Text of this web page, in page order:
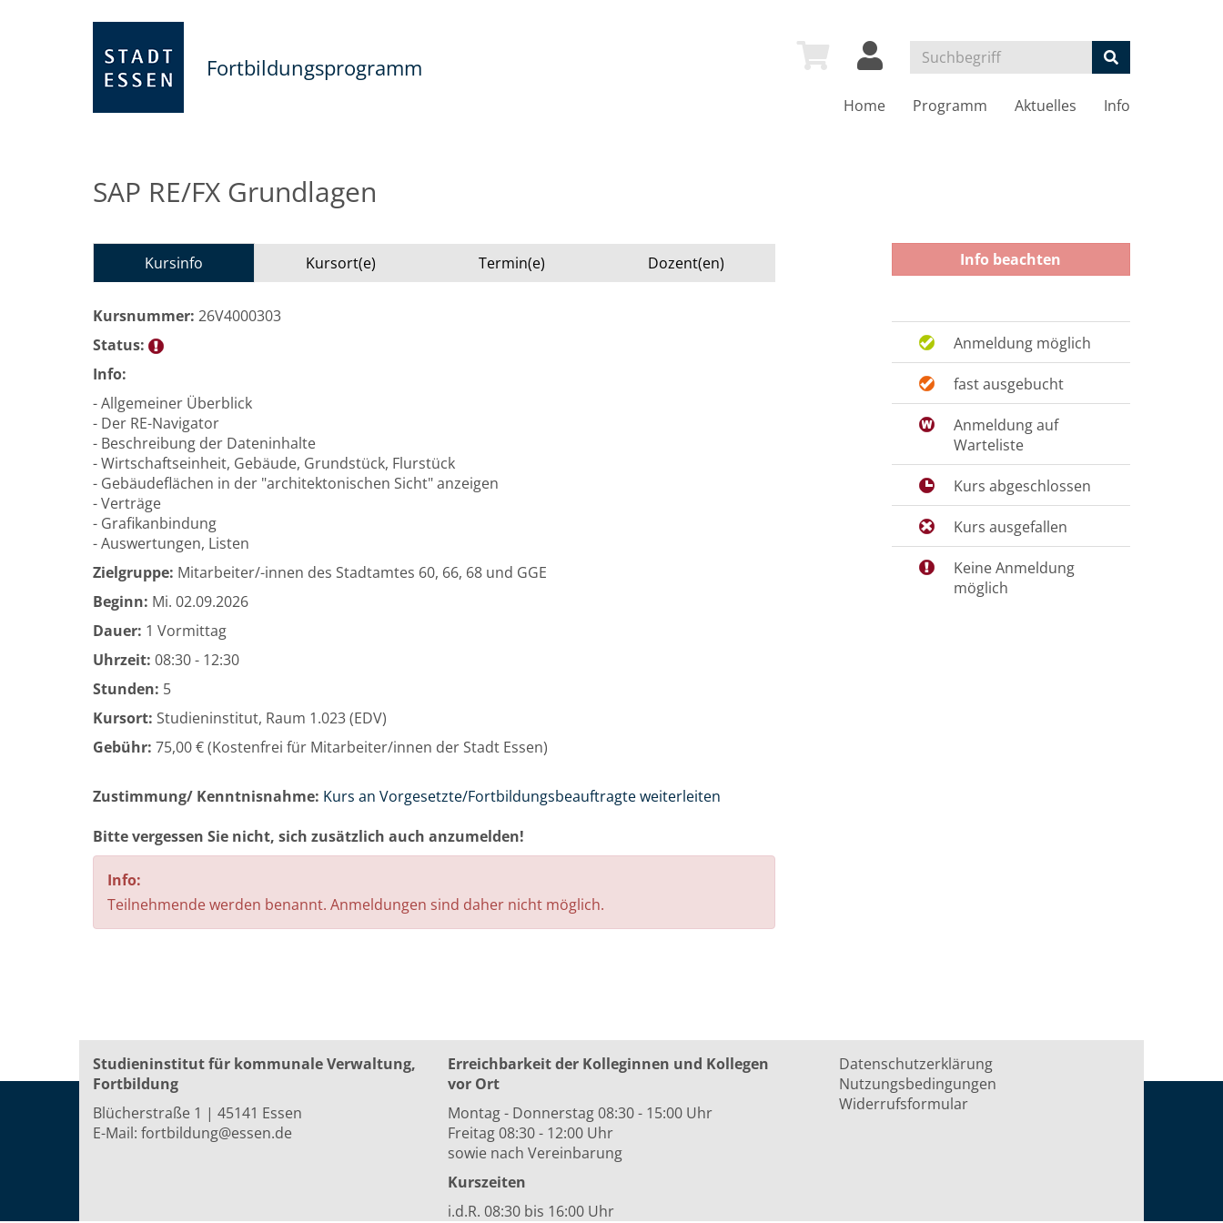
Fortbildungsprogramm
Home Programm Aktuelles Info
SAP RE/FX Grundlagen
Kursinfo Kursort(e) Termin(e) Dozent(en)
Kursnummer: 26V4000303
Status:
Info:
- Allgemeiner Überblick
- Der RE-Navigator
- Beschreibung der Dateninhalte
- Wirtschaftseinheit, Gebäude, Grundstück, Flurstück
- Gebäudeflächen in der "architektonischen Sicht" anzeigen
- Verträge
- Grafikanbindung
- Auswertungen, Listen
Zielgruppe: Mitarbeiter/-innen des Stadtamtes 60, 66, 68 und GGE
Beginn: Mi. 02.09.2026
Dauer: 1 Vormittag
Uhrzeit: 08:30 - 12:30
Stunden: 5
Kursort: Studieninstitut, Raum 1.023 (EDV)
Gebühr: 75,00 € (Kostenfrei für Mitarbeiter/innen der Stadt Essen)
Zustimmung/ Kenntnisnahme: Kurs an Vorgesetzte/Fortbildungsbeauftragte weiterleiten
Bitte vergessen Sie nicht, sich zusätzlich auch anzumelden!
Info:
Teilnehmende werden benannt. Anmeldungen sind daher nicht möglich.
Info beachten
Anmeldung möglich
fast ausgebucht
Anmeldung auf
Warteliste
Kurs abgeschlossen
Kurs ausgefallen
Keine Anmeldung
möglich
Studieninstitut für kommunale Verwaltung,
Fortbildung
Blücherstraße 1 | 45141 Essen
E-Mail: fortbildung@essen.de
Erreichbarkeit der Kolleginnen und Kollegen
vor Ort
Montag - Donnerstag 08:30 - 15:00 Uhr
Freitag 08:30 - 12:00 Uhr
sowie nach Vereinbarung
Kurszeiten
i.d.R. 08:30 bis 16:00 Uhr
Datenschutzerklärung
Nutzungsbedingungen
Widerrufsformular